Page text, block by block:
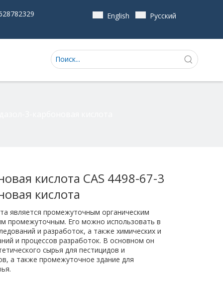
English Pусский
кислота CAS 4498-67-3
кислота
является промежуточным органическим
промежуточным. Его можно использовать в
и разработок, а также химических и
и процессов разработок. В основном он
сырья для пестицидов и
а также промежуточное здание для